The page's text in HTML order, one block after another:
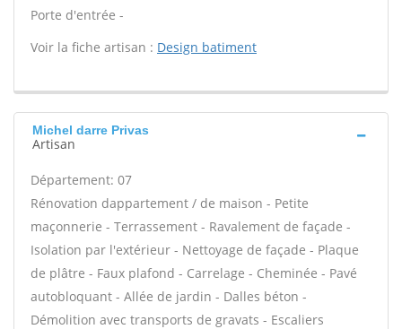
Porte d'entrée -
Voir la fiche artisan : Design batiment
Michel darre Privas
Artisan
Département: 07
Rénovation dappartement / de maison - Petite
maçonnerie - Terrassement - Ravalement de façade -
Isolation par l'extérieur - Nettoyage de façade - Plaque
de plâtre - Faux plafond - Carrelage - Cheminée - Pavé
autobloquant - Allée de jardin - Dalles béton -
Démolition avec transports de gravats - Escaliers